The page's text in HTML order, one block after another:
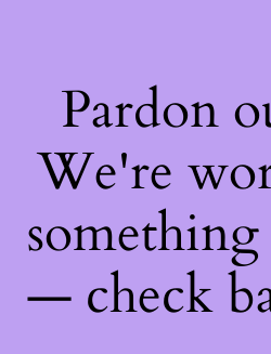
Pardon
We're
— check